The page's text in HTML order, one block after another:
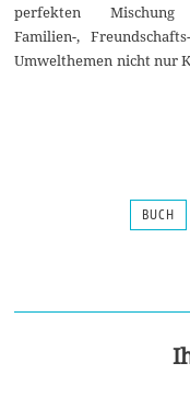
perfekten
Familien-,
Umwelthemen nicht nur
BUCH